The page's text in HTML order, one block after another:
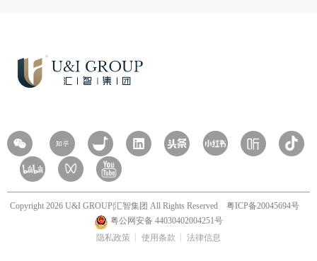
Copyright 2026 U&I GROUP|汇智集团 All Rights Reserved 粤ICP备20045694号
粤公网安备 44030402004251号
隐私政策
使用条款 法律信息